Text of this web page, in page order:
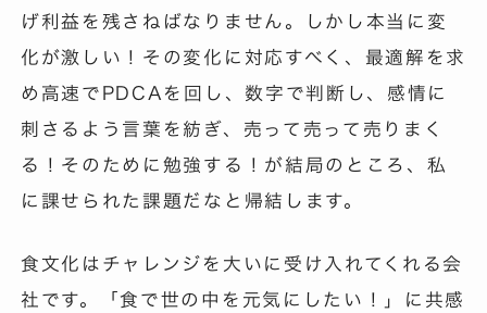
げ利益を残さねばなりません。しかし本当に変
化が激しい！その変化に対応すべく、最適解を求
め高速でPDCAを回し、数字で判断し、感情に
刺さるよう言葉を紡ぎ、売って売って売りまく
る！そのために勉強する！が結局のところ、私
に課せられた課題だなと帰結します。
食文化はチャレンジを大いに受け入れてくれる会
社です。「食で世の中を元気にしたい！」に共感